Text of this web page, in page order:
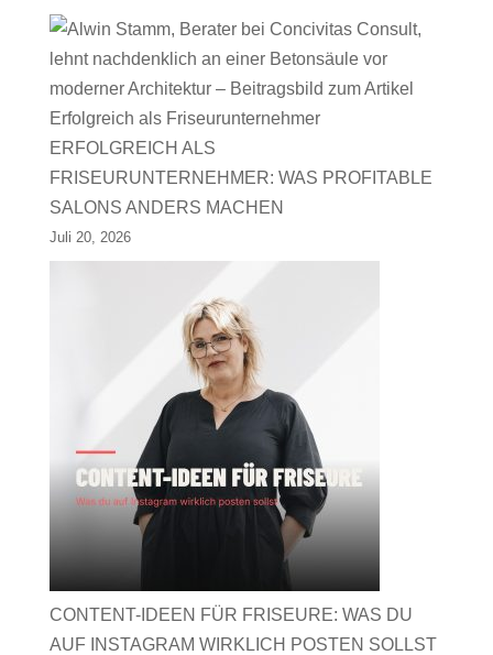
ERFOLGREICH ALS
FRISEURUNTERNEHMER: WAS PROFITABLE
SALONS ANDERS MACHEN
Juli 20, 2026
CONTENT-IDEEN FÜR FRISEURE: WAS DU
AUF INSTAGRAM WIRKLICH POSTEN SOLLST